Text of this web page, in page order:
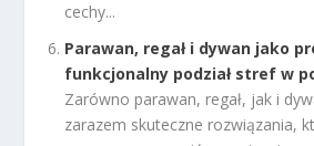
cechy...
Parawan, regał i dywan jako
funkcjonalny podział stref w
Zarówno parawan, regał, jak i
zarazem skuteczne rozwiązania,